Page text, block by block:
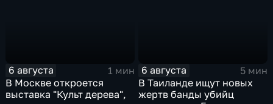
6 августа
1 мин
В Москве откроется
выставка "Культ дерева",
6 августа
5 мин
В Таиланде ищут новых
жертв банды убийц